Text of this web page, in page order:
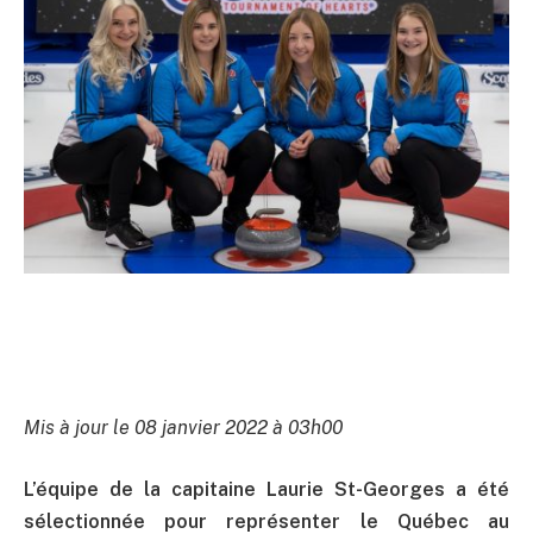
Mis à jour le 08 janvier 2022 à 03h00
L’équipe de la capitaine Laurie St-Georges a été
sélectionnée pour représenter le Québec au